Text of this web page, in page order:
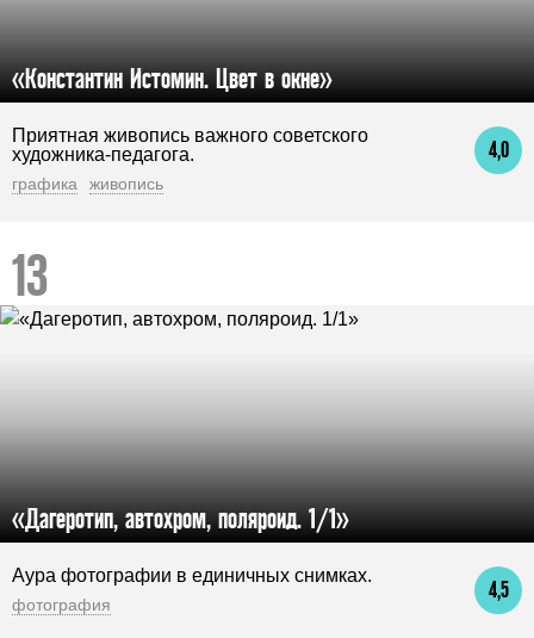
«Константин Истомин. Цвет в окне»
4,0
Приятная живопись важного советского
художника-педагога.
графика живопись
«Дагеротип, автохром, поляроид. 1/1»
4,5
Аура фотографии в единичных снимках.
фотография